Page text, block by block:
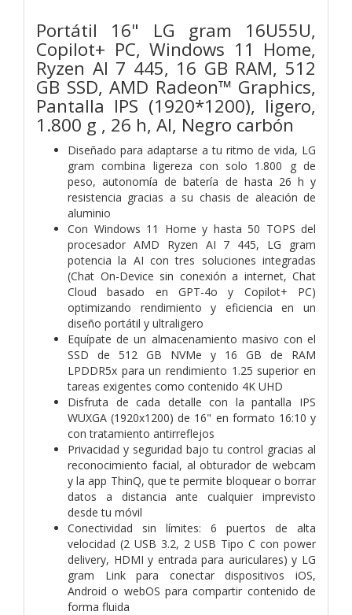
Portátil 16" LG gram 16U55U,
Copilot+ PC, Windows 11 Home,
Ryzen AI 7 445, 16 GB RAM, 512
GB SSD, AMD Radeon™ Graphics,
Pantalla IPS (1920*1200), ligero,
1.800 g , 26 h, AI, Negro carbón
Diseñado para adaptarse a tu ritmo de vida, LG
gram combina ligereza con solo 1.800 g de
peso, autonomía de batería de hasta 26 h y
resistencia gracias a su chasis de aleación de
aluminio
Con Windows 11 Home y hasta 50 TOPS del
procesador AMD Ryzen AI 7 445, LG gram
potencia la AI con tres soluciones integradas
(Chat On-Device sin conexión a internet, Chat
Cloud basado en GPT-4o y Copilot+ PC)
optimizando rendimiento y eficiencia en un
diseño portátil y ultraligero
Equípate de un almacenamiento masivo con el
SSD de 512 GB NVMe y 16 GB de RAM
LPDDR5x para un rendimiento 1.25 superior en
tareas exigentes como contenido 4K UHD
Disfruta de cada detalle con la pantalla IPS
WUXGA (1920x1200) de 16" en formato 16:10 y
con tratamiento antirreflejos
Privacidad y seguridad bajo tu control gracias al
reconocimiento facial, al obturador de webcam
y la app ThinQ, que te permite bloquear o borrar
datos a distancia ante cualquier imprevisto
desde tu móvil
Conectividad sin límites: 6 puertos de alta
velocidad (2 USB 3.2, 2 USB Tipo C con power
delivery, HDMI y entrada para auriculares) y LG
gram Link para conectar dispositivos iOS,
Android o webOS para compartir contenido de
forma fluida